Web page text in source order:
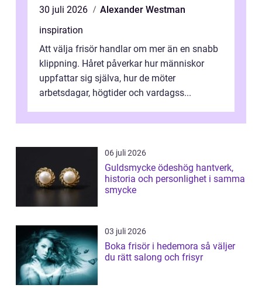
30 juli 2026
Alexander Westman
inspiration
Att välja frisör handlar om mer än en snabb
klippning. Håret påverkar hur människor
uppfattar sig själva, hur de möter
arbetsdagar, högtider och vardagss...
06 juli 2026
Guldsmycke ödeshög hantverk,
historia och personlighet i samma
smycke
03 juli 2026
Boka frisör i hedemora så väljer
du rätt salong och frisyr